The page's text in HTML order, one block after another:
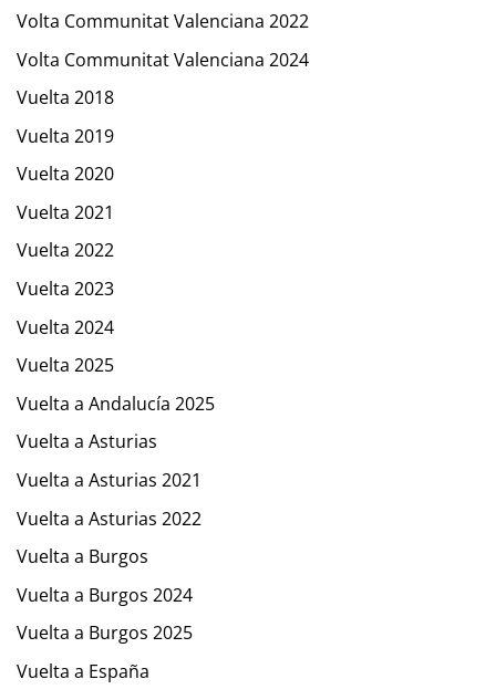
Volta Communitat Valenciana 2022
Volta Communitat Valenciana 2024
Vuelta 2018
Vuelta 2019
Vuelta 2020
Vuelta 2021
Vuelta 2022
Vuelta 2023
Vuelta 2024
Vuelta 2025
Vuelta a Andalucía 2025
Vuelta a Asturias
Vuelta a Asturias 2021
Vuelta a Asturias 2022
Vuelta a Burgos
Vuelta a Burgos 2024
Vuelta a Burgos 2025
Vuelta a España